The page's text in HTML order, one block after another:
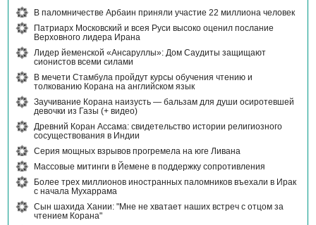
В паломничестве Арбаин приняли участие 22 миллиона человек
Патриарх Московский и всея Руси высоко оценил послание
Верховного лидера Ирана
Лидер йеменской «Ансаруллы»: Дом Саудиты защищают
сионистов всеми силами
В мечети Стамбула пройдут курсы обучения чтению и
толкованию Корана на английском язык
Заучивание Корана наизусть — бальзам для души осиротевшей
девочки из Газы (+ видео)
Древний Коран Ассама: свидетельство истории религиозного
сосуществования в Индии
Серия мощных взрывов прогремела на юге Ливана
Массовые митинги в Йемене в поддержку сопротивления
Более трех миллионов иностранных паломников въехали в Ирак
с начала Мухаррама
Сын шахида Хании: "Мне не хватает наших встреч с отцом за
чтением Корана"